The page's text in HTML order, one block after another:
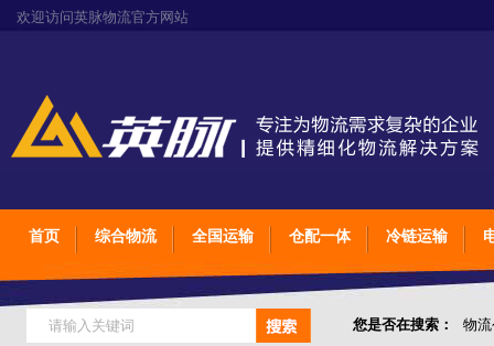
欢迎访问英脉物流官方网站
首页 综合物流 全国运输 仓配一体 冷链运输
您是否在搜索： 物